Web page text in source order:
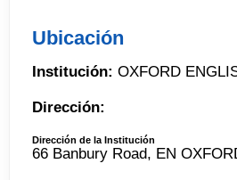
Ubicación
Institución: OXFORD
Dirección:
Dirección de la Institución
66 Banbury Road, EN